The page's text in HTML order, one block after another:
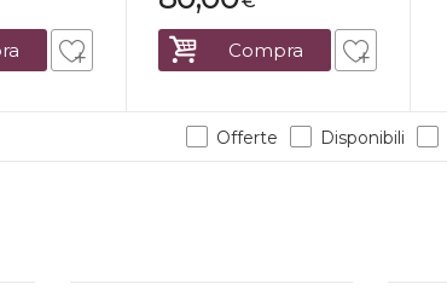
Compra
Offerte Disponibili